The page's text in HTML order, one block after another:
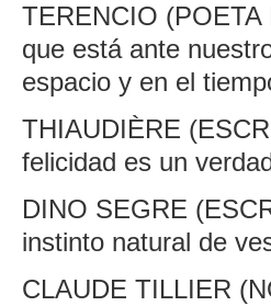
TERENCIO
que está ante
espacio y en el
THIAUDIÈRE
felicidad es un
DINO SEGRE
instinto natural de
CLAUDE TILLIER